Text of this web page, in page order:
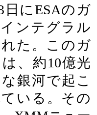
日にESAのガ
ンテグラル
た。このガ
、約10億光
銀河で起こ
いる。その